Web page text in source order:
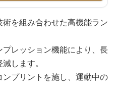
を組み合わせた高機能ラン
レッション機能により、長
します。
プリントを施し、運動中の